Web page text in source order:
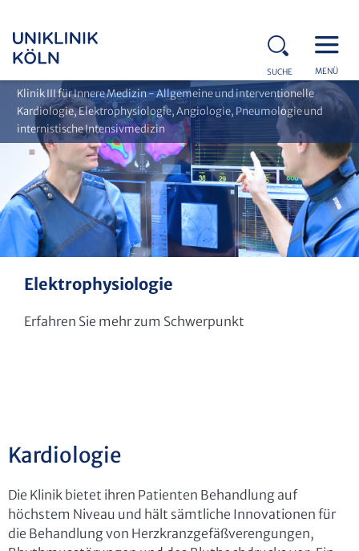
SUCHE MENÜ
Klinik III für Innere Medizin - Allgemeine und interventionelle
Kardiologie, Elektrophysiologie, Angiologie, Pneumologie und
internistische Intensivmedizin
Elektrophysiologie
Erfahren Sie mehr zum Schwerpunkt
Kardiologie
Die Klinik bietet ihren Patienten Behandlung auf
höchstem Niveau und hält sämtliche Innovationen für
die Behandlung von Herzkranzgefäßverengungen,